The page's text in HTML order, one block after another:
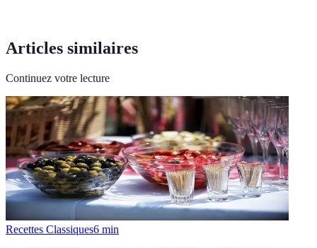
Articles similaires
Continuez votre lecture
Recettes Classiques6 min